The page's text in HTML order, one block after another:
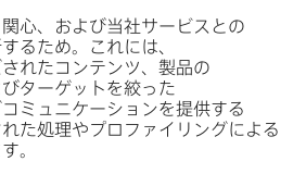
心、​および​当社サービスとの​
る​ため。​これには、​
れた​コンテンツ、​製品の​
ターゲットを​絞った​
ミュニケーションを​提供する​
た​処理や​プロファイリングに​よる​
。